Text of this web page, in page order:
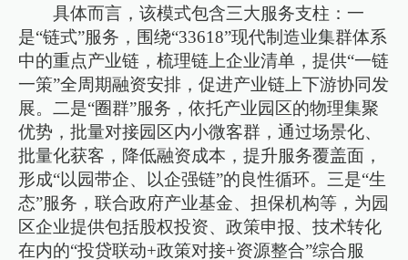
具体而言，该模式包含三大服务支柱：一
是“链式”服务，围绕“33618”现代制造业集群体系
中的重点产业链，梳理链上企业清单，提供“一链
一策”全周期融资安排，促进产业链上下游协同发
展。二是“圈群”服务，依托产业园区的物理集聚
优势，批量对接园区内小微客群，通过场景化、
批量化获客，降低融资成本，提升服务覆盖面，
形成“以园带企、以企强链”的良性循环。三是“生
态”服务，联合政府产业基金、担保机构等，为园
区企业提供包括股权投资、政策申报、技术转化
在内的“投贷联动+政策对接+资源整合”综合服